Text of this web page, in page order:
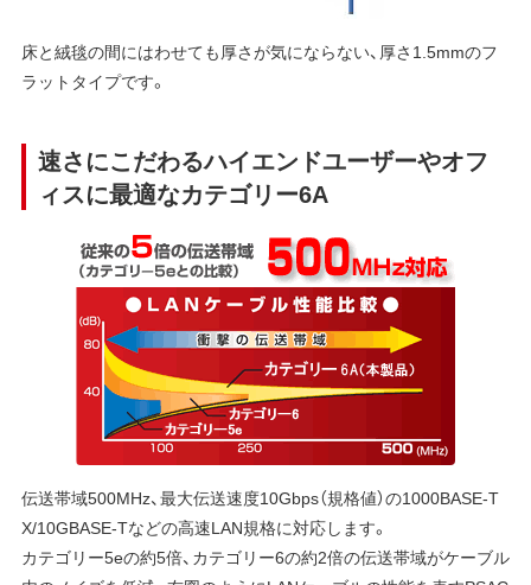
床と絨毯の間にはわせても厚さが気にならない、厚さ1.5mmのフ
ラットタイプです。
速さにこだわるハイエンドユーザーやオフ
ィスに最適なカテゴリー6A
伝送帯域500MHz、最大伝送速度10Gbps（規格値）の1000BASE-T
X/10GBASE-Tなどの高速LAN規格に対応します。
カテゴリー5eの約5倍、カテゴリー6の約2倍の伝送帯域がケーブル